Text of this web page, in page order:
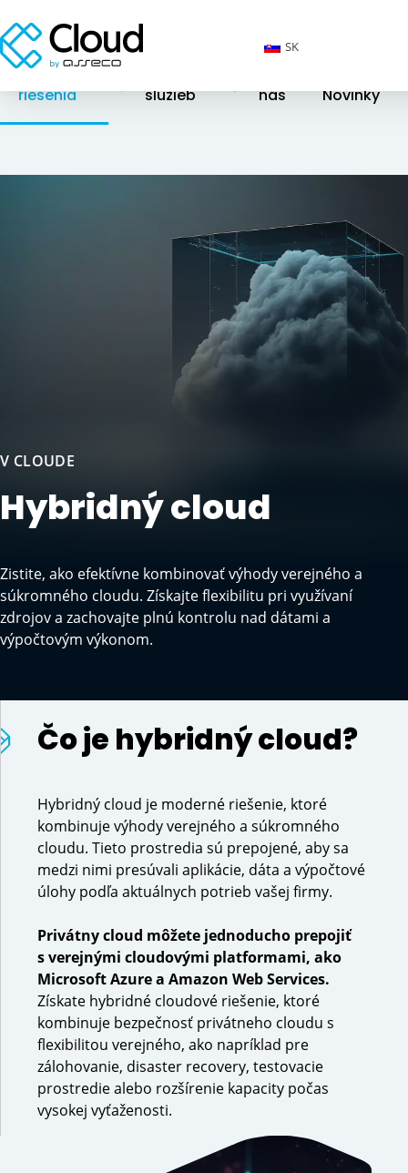
riešenia služieb nás Novinky
V CLOUDE
Hybridný cloud
Zistite, ako efektívne kombinovať výhody verejného a
súkromného cloudu. Získajte flexibilitu pri využívaní
zdrojov a zachovajte plnú kontrolu nad dátami a
výpočtovým výkonom.
Čo je hybridný cloud?
Hybridný cloud je moderné riešenie, ktoré
kombinuje výhody verejného a súkromného
cloudu. Tieto prostredia sú prepojené, aby sa
medzi nimi presúvali aplikácie, dáta a výpočtové
úlohy podľa aktuálnych potrieb vašej firmy.
Privátny cloud môžete jednoducho prepojiť
s verejnými cloudovými platformami, ako
Microsoft Azure a Amazon Web Services.
Získate hybridné cloudové riešenie, ktoré
kombinuje bezpečnosť privátneho cloudu s
flexibilitou verejného, ako napríklad pre
zálohovanie, disaster recovery, testovacie
prostredie alebo rozšírenie kapacity počas
vysokej vyťaženosti.
SK